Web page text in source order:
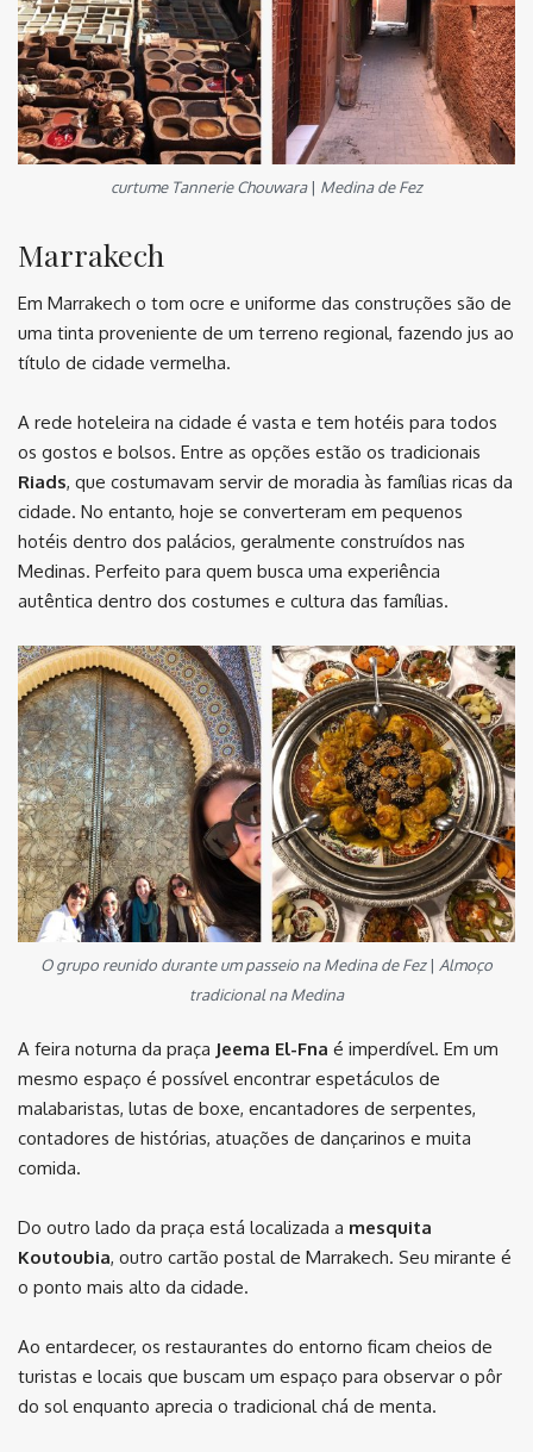
curtume Tannerie Chouwara| Medina de Fez
Marrakech
Em Marrakech o tom ocre e uniforme das construções são de
uma tinta proveniente de um terreno regional, fazendo jus ao
título de cidade vermelha.
A rede hoteleira na cidade é vasta e tem hotéis para todos
os gostos e bolsos. Entre as opções estão os tradicionais
Riads, que costumavam servir de moradia às famílias ricas da
cidade. No entanto, hoje se converteram em pequenos
hotéis dentro dos palácios, geralmente construídos nas
Medinas. Perfeito para quem busca uma experiência
autêntica dentro dos costumes e cultura das famílias.
O grupo reunido durante um passeio na Medina de Fez| Almoço
tradicional na Medina
A feira noturna da praça Jeema El-Fna é imperdível. Em um
mesmo espaço é possível encontrar espetáculos de
malabaristas, lutas de boxe, encantadores de serpentes,
contadores de histórias, atuações de dançarinos e muita
comida.
Do outro lado da praça está localizada a mesquita
Koutoubia, outro cartão postal de Marrakech. Seu mirante é
o ponto mais alto da cidade.
Ao entardecer, os restaurantes do entorno ficam cheios de
turistas e locais que buscam um espaço para observar o pôr
do sol enquanto aprecia o tradicional chá de menta.